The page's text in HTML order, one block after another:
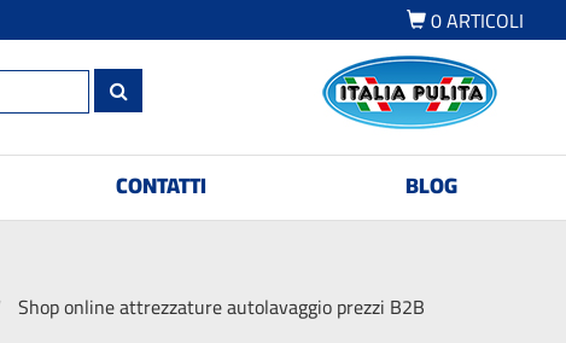
0ARTICOLI
CONTATTI BLOG
Shop online attrezzature autolavaggio prezzi B2B